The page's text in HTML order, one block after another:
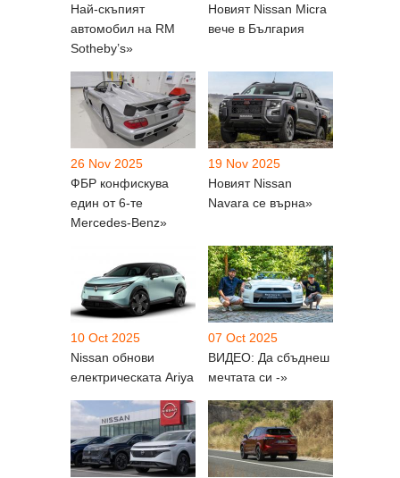
Най-скъпият
автомобил на RM
Sotheby’s»
Новият Nissan Micra
вече в България
26 Nov 2025
ФБР конфискува
един от 6-те
Mercedes-Benz»
19 Nov 2025
Новият Nissan
Navara се върна»
10 Oct 2025
Nissan обнови
електрическата Ariya
07 Oct 2025
ВИДЕО: Да сбъднеш
мечтата си -»